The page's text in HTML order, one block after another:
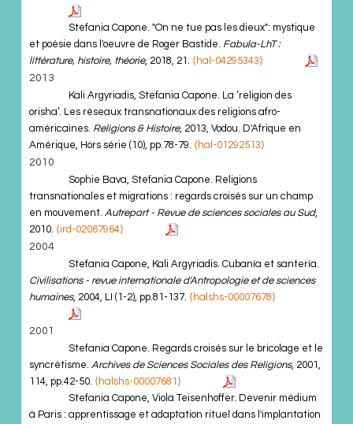
Stefania Capone. "On ne tue pas les dieux": mystique
et poésie dans l'oeuvre de Roger Bastide. Fabula-LhT :
littérature, histoire, théorie, 2018, 21. ⟨hal-04295343⟩
2013
Kali Argyriadis, Stefania Capone. La ‘religion des
orisha’. Les réseaux transnationaux des religions afro-
américaines. Religions & Histoire, 2013, Vodou. D'Afrique en
Amérique, Hors série (10), pp.78-79. ⟨hal-01292513⟩
2010
Sophie Bava, Stefania Capone. Religions
transnationales et migrations : regards croisés sur un champ
en mouvement. Autrepart - Revue de sciences sociales au Sud,
2010. ⟨ird-02067964⟩
2004
Stefania Capone, Kali Argyriadis. Cubanía et santería.
Civilisations - revue internationale d'Antropologie et de sciences
humaines, 2004, LI (1-2), pp.81-137. ⟨halshs-00007678⟩
2001
Stefania Capone. Regards croisés sur le bricolage et le
syncrétisme. Archives de Sciences Sociales des Religions, 2001,
114, pp.42-50. ⟨halshs-00007681⟩
Stefania Capone, Viola Teisenhoffer. Devenir médium
à Paris : apprentissage et adaptation rituel dans l'implantation